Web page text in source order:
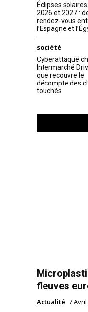
Éclipses solaires
2026 et 2027 :
rendez-vous
l’Espagne et
société
Cyberattaque
Intermarché
que recouvre le
décompte des
touchés
fleuves
Actualité 7 Avril